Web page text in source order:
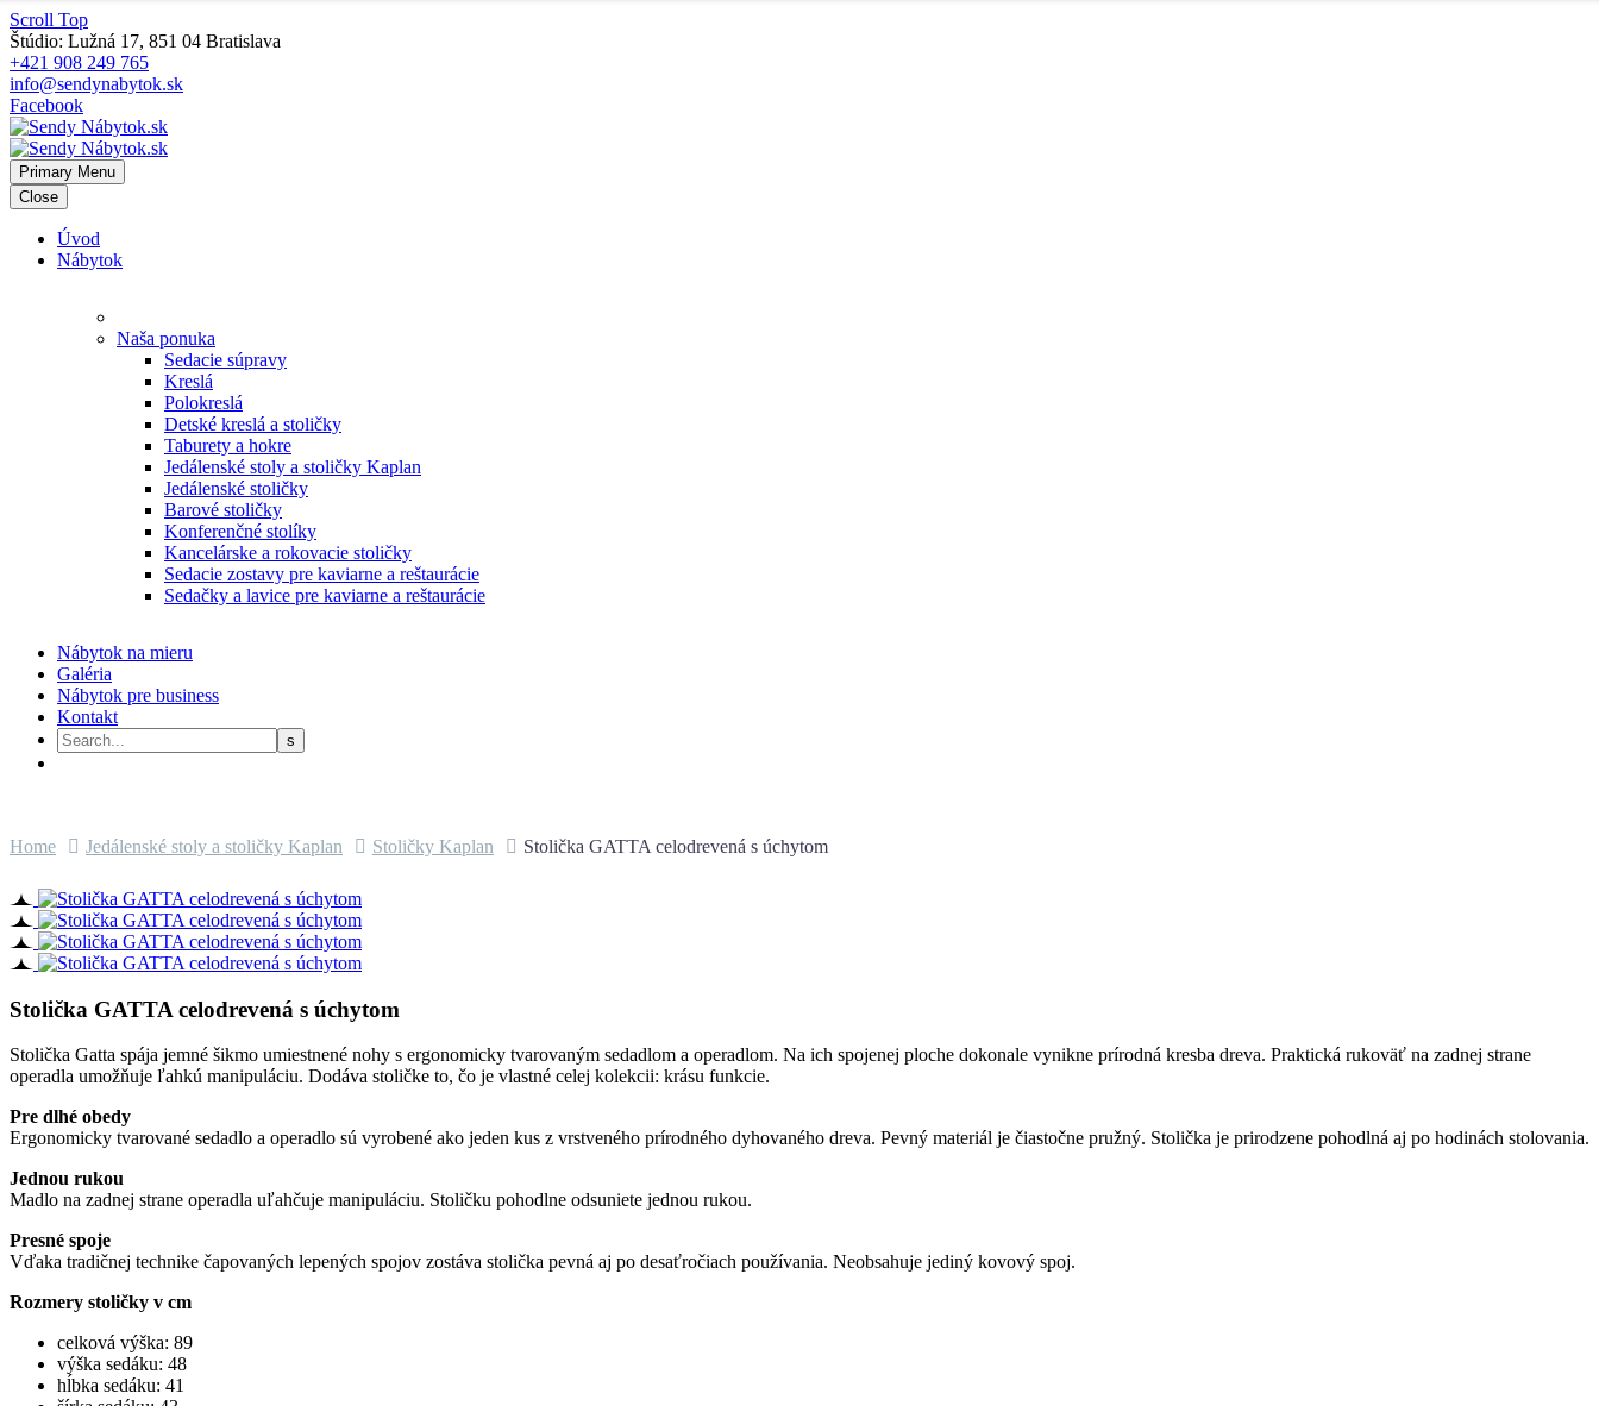
Scroll Top
Štúdio: Lužná 17, 851 04 Bratislava
+421 908 249 765
info@sendynabytok.sk
Facebook
Primary Menu
Close
Úvod
Nábytok
Naša ponuka
Sedacie súpravy
Kreslá
Polokreslá
Detské kreslá a stoličky
Taburety a hokre
Jedálenské stoly a stoličky Kaplan
Jedálenské stoličky
Barové stoličky
Konferenčné stolíky
Kancelárske a rokovacie stoličky
Sedacie zostavy pre kaviarne a reštaurácie
Sedačky a lavice pre kaviarne a reštaurácie
Nábytok na mieru
Galéria
Nábytok pre business
Kontakt
Home Jedálenské stoly a stoličky Kaplan Stoličky Kaplan Stolička GATTA celodrevená s úchytom
Stolička GATTA celodrevená s úchytom
Stolička Gatta spája jemné šikmo umiestnené nohy s ergonomicky tvarovaným sedadlom a operadlom. Na ich spojenej ploche dokonale vynikne prírodná kresba dreva. Praktická rukoväť na zadnej strane
operadla umožňuje ľahkú manipuláciu. Dodáva stoličke to, čo je vlastné celej kolekcii: krásu funkcie.
Pre dlhé obedy
Ergonomicky tvarované sedadlo a operadlo sú vyrobené ako jeden kus z vrstveného prírodného dyhovaného dreva. Pevný materiál je čiastočne pružný. Stolička je prirodzene pohodlná aj po hodinách stolovania.
Jednou rukou
Madlo na zadnej strane operadla uľahčuje manipuláciu. Stoličku pohodlne odsuniete jednou rukou.
Presné spoje
Vďaka tradičnej technike čapovaných lepených spojov zostáva stolička pevná aj po desaťročiach používania. Neobsahuje jediný kovový spoj.
Rozmery stoličky v cm
celková výška: 89
výška sedáku: 48
hĺbka sedáku: 41